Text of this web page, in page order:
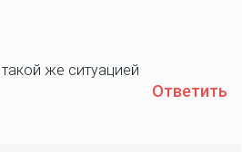
же ситуацией
Ответить